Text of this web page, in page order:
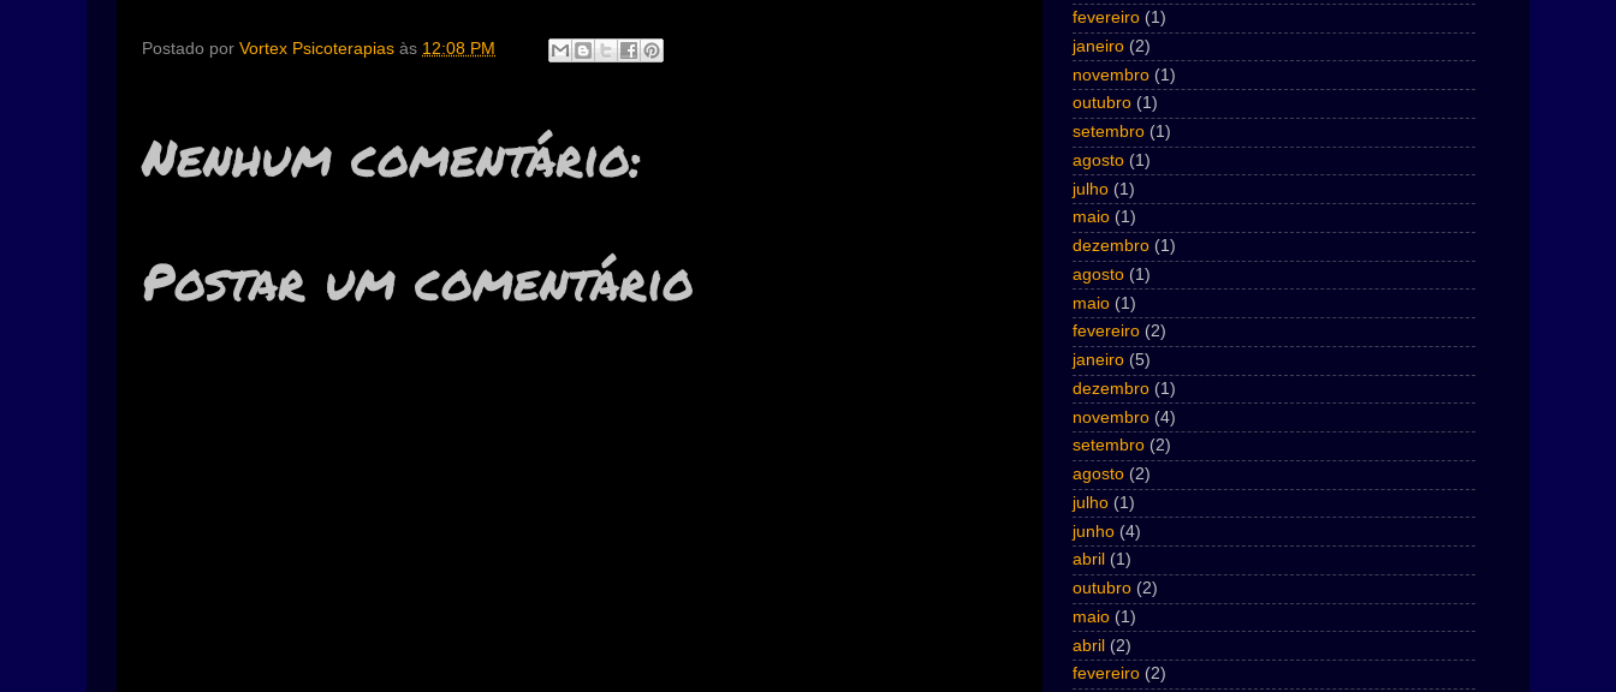
Postado por Vortex Psicoterapias às 12:08 PM
Nenhum comentário:
Postar um comentário
fevereiro (1)
janeiro (2)
novembro (1)
outubro (1)
setembro (1)
agosto (1)
julho (1)
maio (1)
dezembro (1)
agosto (1)
maio (1)
fevereiro (2)
janeiro (5)
dezembro (1)
novembro (4)
setembro (2)
agosto (2)
julho (1)
junho (4)
abril (1)
outubro (2)
maio (1)
abril (2)
fevereiro (2)